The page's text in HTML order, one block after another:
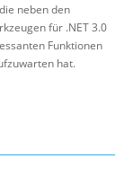
neben den
für .NET 3.0
Funktionen
hat.